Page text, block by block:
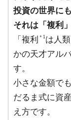
投資の世界に
それは「複利」
「複利 ＊1 は人
かの天才アル
す。
小さな金額で
だるま式に資
え方です。